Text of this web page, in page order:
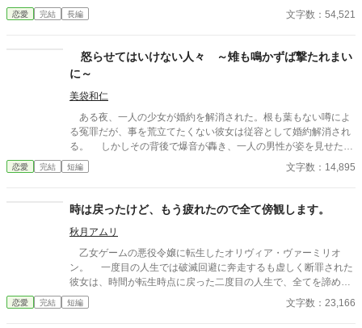
に婚約破棄を突きつけられるも、彼女は全く動じず、むしろ「面
倒な義務からの解放」と清々していた。
恋愛 完結 長編 文字数：54,521
怒らせてはいけない人々 ～雉も鳴かずば撃たれまい
に～
美袋和仁
ある夜、一人の少女が婚約を解消された。根も葉もない噂によ
る冤罪だが、事を荒立てたくない彼女は従容として婚約解消され
る。 しかしその背後で爆音が轟き、一人の男性が姿を見せた。
彼は少女の父親。 怒らせてはならない人々に繋がる少女の婚約
解消が、思わぬ展開を導きだす。 なんとなくの一気書き。御笑
恋愛 完結 短編 文字数：14,895
時は戻ったけど、もう疲れたので全て傍観します。
秋月アムリ
乙女ゲームの悪役令嬢に転生したオリヴィア・ヴァーミリオ
ン。 一度目の人生では破滅回避に奔走するも虚しく断罪された
彼女は、時間が転生時点に戻った二度目の人生で、全てを諦めて
いた。 もう疲れた。どうせ無駄なら、せめて断罪の日まで穏や
かに眠って過ごしたい──そう願い、積極的に引きこもり傍観を決
恋愛 完結 短編 文字数：23,166